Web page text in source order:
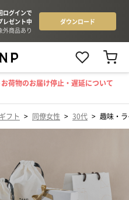
荷物のお届け停止・遅延について
フト > 同僚女性 > 30代 > 趣味・